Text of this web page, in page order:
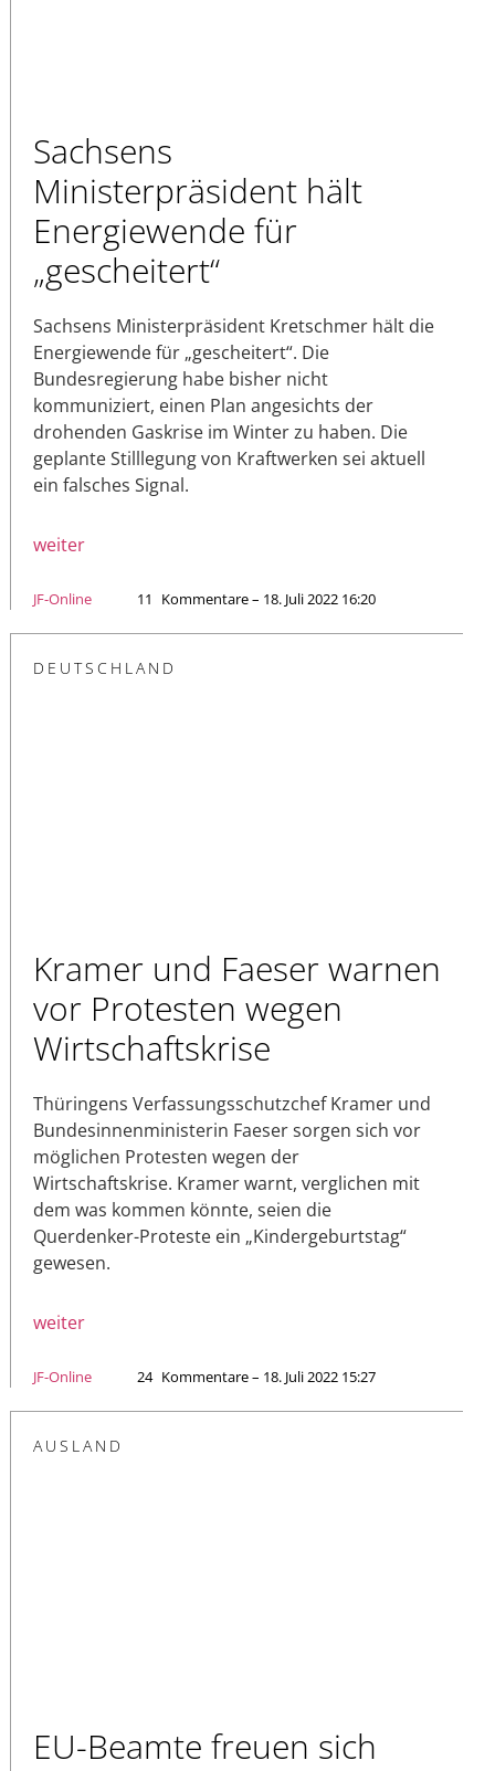
Sachsens
Ministerpräsident hält
Energiewende für
„gescheitert“
Sachsens Ministerpräsident Kretschmer hält die
Energiewende für „gescheitert“. Die
Bundesregierung habe bisher nicht
kommuniziert, einen Plan angesichts der
drohenden Gaskrise im Winter zu haben. Die
geplante Stilllegung von Kraftwerken sei aktuell
ein falsches Signal.
weiter
JF-Online 11 Kommentare – 18. Juli 2022 16:20
DEUTSCHLAND
Kramer und Faeser warnen
vor Protesten wegen
Wirtschaftskrise
Thüringens Verfassungsschutzchef Kramer und
Bundesinnenministerin Faeser sorgen sich vor
möglichen Protesten wegen der
Wirtschaftskrise. Kramer warnt, verglichen mit
dem was kommen könnte, seien die
Querdenker-Proteste ein „Kindergeburtstag“
gewesen.
weiter
JF-Online 24 Kommentare – 18. Juli 2022 15:27
AUSLAND
EU-Beamte freuen sich